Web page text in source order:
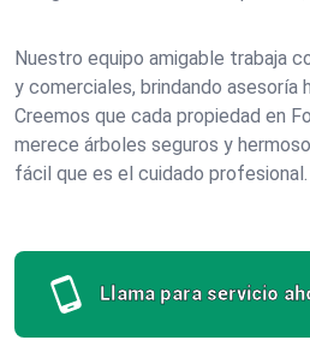
Nuestro equipo amigable trabaja
y comerciales, brindando asesoría
Creemos que cada propiedad en
merece árboles seguros y
fácil que es el cuidado profesional.
Llama para servicio